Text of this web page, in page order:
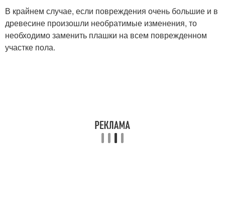
В крайнем случае, если повреждения очень большие и в
древесине произошли необратимые изменения, то
необходимо заменить плашки на всем поврежденном
участке пола.